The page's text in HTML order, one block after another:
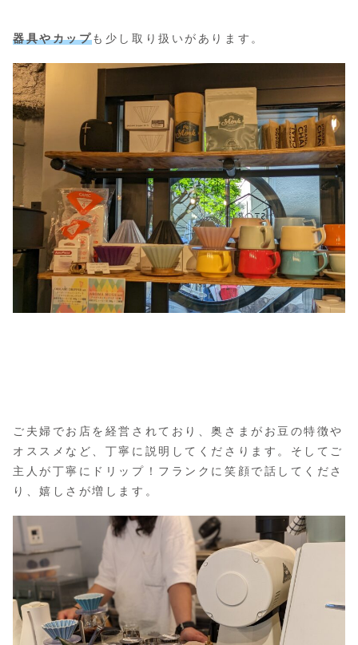
器具やカップも少し取り扱いがあります。
ご夫婦でお店を経営されており、奥さまがお豆の特徴や
オススメなど、丁寧に説明してくださります。そしてご
主人が丁寧にドリップ！フランクに笑顔で話してくださ
り、嬉しさが増します。